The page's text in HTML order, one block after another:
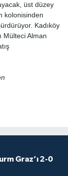
üst düzey
kolonisinden
Kadıköy
Mülteci Alman
Graz’ı 2-0